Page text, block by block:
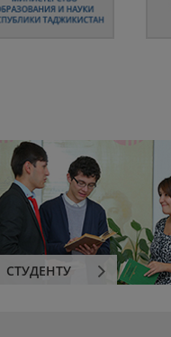
СТУДЕНТУ